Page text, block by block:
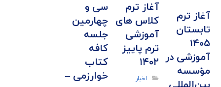
آغاز ترم
تابستان
۱۴۰۵
آموزشی در
مؤسسه
آغاز ترم
کلاس های
آموزشی
ترم پاییز
۱۴۰۲
اخبار
سی و
چهارمین
جلسه
کافه
کتاب
خوارزمی –